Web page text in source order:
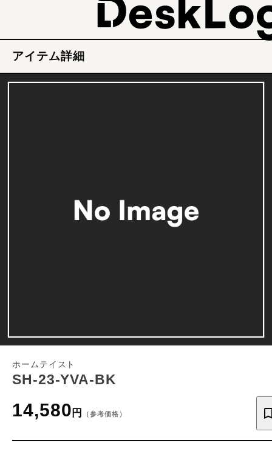
アイテム詳細
ホームテイスト
SH-23-YVA-BK
14,580 円 （参考価格）